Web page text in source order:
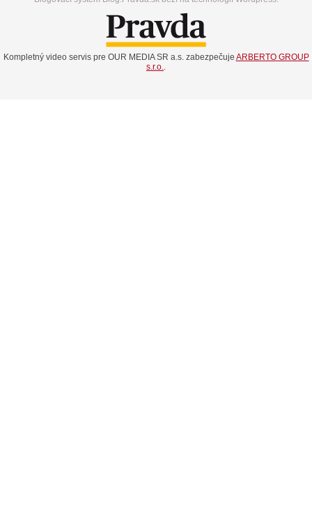
Kompletný video servis pre OUR MEDIA SR a.s. zabezpečuje ARBERTO GROUP
s.r.o.